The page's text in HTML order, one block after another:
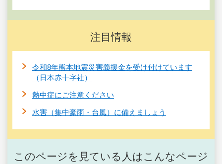
注目情報
令和8年熊本地震災害義援金を受け付けています
（日本赤十字社）
熱中症にご注意ください
水害（集中豪雨・台風）に備えましょう
このページを見ている人はこんなページ